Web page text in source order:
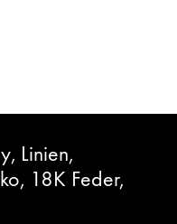
Linien,
18K Feder,